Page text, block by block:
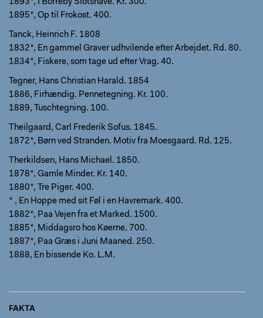
1893*, I Borreby Slotshave. Kr. 300.
1895*, Op til Frokost. 400.
Tanck, Heinrich F. 1808
1832*, En gammel Graver udhvilende efter Arbejdet. Rd. 80.
1834*, Fiskere, som tage ud efter Vrag. 40.
Tegner, Hans Christian Harald. 1854
1886, Firhændig. Pennetegning. Kr. 100.
1889, Tuschtegning. 100.
Theilgaard, Carl Frederik Sofus. 1845.
1872*, Børn ved Stranden. Motiv fra Moesgaard. Rd. 125.
Therkildsen, Hans Michael. 1850.
1878*, Gamle Minder. Kr. 140.
1880*, Tre Piger. 400.
* , En Hoppe med sit Føl i en Havremark. 400.
1882*, Paa Vejen fra et Marked. 1500.
1885*, Middagsro hos Køerne. 700.
1887*, Paa Græs i Juni Maaned. 250.
1888, En bissende Ko. L.M.
FAKTA